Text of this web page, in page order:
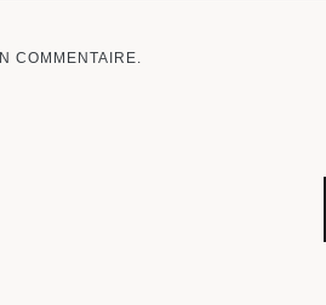
COMMENTAIRE.